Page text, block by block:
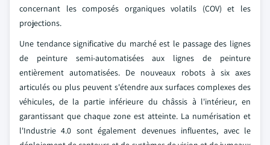
concernant les composés organiques volatils (COV) et les
projections.
Une tendance significative du marché est le passage des lignes
de peinture semi-automatisées aux lignes de peinture
entièrement automatisées. De nouveaux robots à six axes
articulés ou plus peuvent s'étendre aux surfaces complexes des
véhicules, de la partie inférieure du châssis à l'intérieur, en
garantissant que chaque zone est atteinte. La numérisation et
l'Industrie 4.0 sont également devenues influentes, avec le